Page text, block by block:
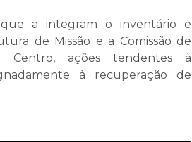
a integram o inventário e
de Missão e a Comissão de
Centro, ações tendentes à
à recuperação de